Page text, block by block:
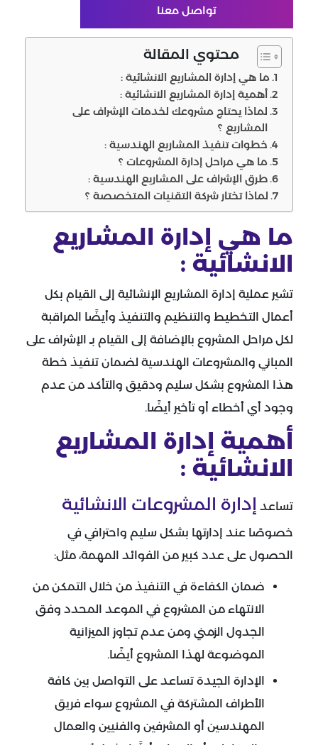
تواصل معنا
محتوي المقالة
ما هي إدارة المشاريع الانشائية :
أهمية إدارة المشاريع الانشائية :
لماذا يحتاج مشروعك لخدمات الإشراف على
المشاريع ؟
خطوات تنفيذ المشاريع الهندسية :
ما هي مراحل إدارة المشروعات ؟
طرق الإشراف على المشاريع الهندسية :
لماذا تختار شركة التقنيات المتخصصة ؟
ما هي إدارة المشاريع
الانشائية :
تشير عملية إدارة المشاريع الإنشائية إلى القيام بكل
أعمال التخطيط والتنظيم والتنفيذ وأيضًا المراقبة
لكل مراحل المشروع بالإضافة إلى القيام بـِ الإشراف على
المباني والمشروعات الهندسية لضمان تنفيذ خطة
هذا المشروع بشكل سليم ودقيق والتأكد من عدم
وجود أي أخطاء أو تأخير أيضًا.
أهمية إدارة المشاريع
الانشائية :
تساعد إدارة المشروعات الانشائية
خصوصًا عند إدارتها بشكل سليم واحترافي في
الحصول على عدد كبير من الفوائد المهمة، مثل:
ضمان الكفاءة في التنفيذ من خلال التمكن من
الانتهاء من المشروع في الموعد المحدد وفق
الجدول الزمني ومن عدم تجاوز الميزانية
الموضوعة لهذا المشروع أيضًا.
الإدارة الجيدة تساعد على التواصل بين كافة
الأطراف المشتركة في المشروع سواء فريق
المهندسين أو المشرفين والفنيين والعمال